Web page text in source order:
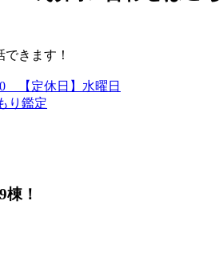
きます！
【定休日】水曜日
り鑑定
棟！